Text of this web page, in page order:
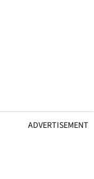
ADVERTISEMENT